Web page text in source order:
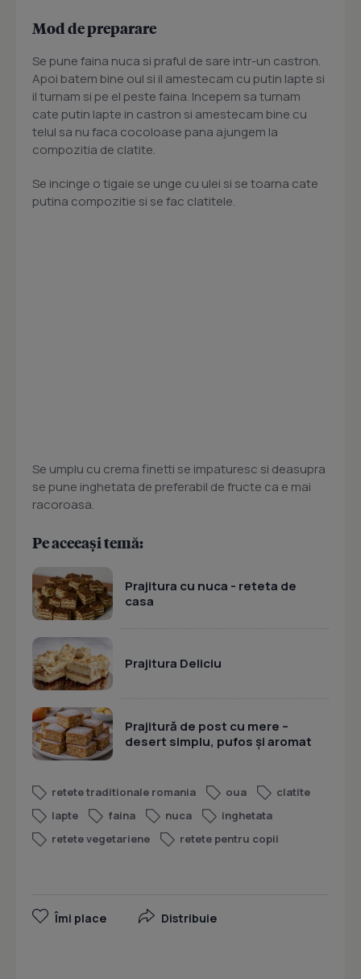
Mod de preparare
Se pune faina nuca si praful de sare intr-un castron.
Apoi batem bine oul si il amestecam cu putin lapte si
il turnam si pe el peste faina. Incepem sa turnam
cate putin lapte in castron si amestecam bine cu
telul sa nu faca cocoloase pana ajungem la
compozitia de clatite.
Se incinge o tigaie se unge cu ulei si se toarna cate
putina compozitie si se fac clatitele.
Se umplu cu crema finetti se impaturesc si deasupra
se pune inghetata de preferabil de fructe ca e mai
racoroasa.
Pe aceeași temă:
Prajitura cu nuca - reteta de
casa
Prajitura Deliciu
Prajitură de post cu mere –
desert simplu, pufos și aromat
retete traditionale romania oua
clatite
lapte
faina nuca
inghetata
retete vegetariene
retete pentru copii
Îmi place Distribuie